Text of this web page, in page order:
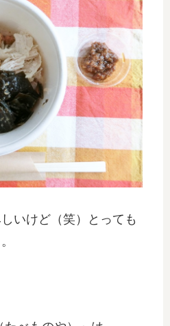
いけど（笑）とっても